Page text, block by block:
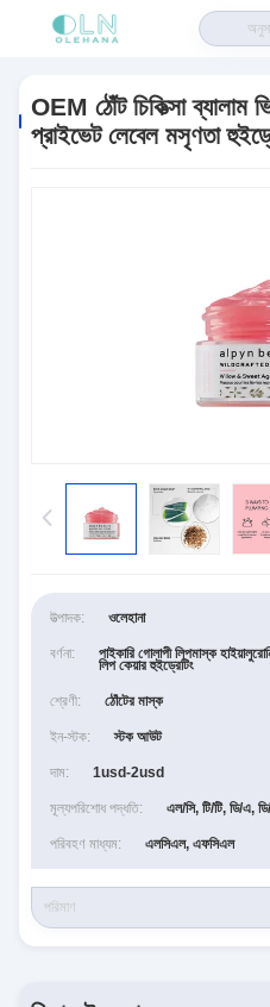
মসৃণতা হুইড্রেট ঠোঁট ঘুমের মাস্ক
OEM ঠোঁট চিকিত্সা ব্যালাম
প্রাইভেট লেবেল মসৃণতা
উত্পাদক: ওলেহানা
বর্ণনা: পাইকারি গোলাপী লিপমাস্ক
লিপ কেয়ার হুইড্রেটিং
শ্রেণী: ঠোঁটের মাস্ক
ইন-স্টক: স্টক আউট
দাম: 1usd-2usd
মূল্যপরিশোধ পদ্ধতি: এল/সি, টি/টি, ডি/এ, ডি/
পরিবহণ মাধ্যম: এলসিএল, এফসিএল